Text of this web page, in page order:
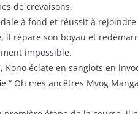
de crevaisons.
à fond et réussit à
il répare son boyau et
impossible.
éclate en sanglots en
“ Oh mes ancêtres Mvog